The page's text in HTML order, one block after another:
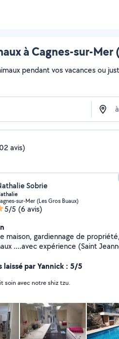
à Cagnes-sur-
pendant vos vacances ou
à
avis)
Sobrie
sur-Mer (Les Gros Buaux)
5/5 (6 avis)
maison, gardiennage de
....avec expérience (Saint
laissé par Yannick : 5/5
soin avec notre shiz tzu.